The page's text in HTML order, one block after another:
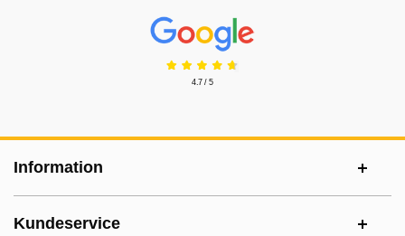
Prisjakt Anmeldelser: 4.7 Stjerne
4.7 / 5
Information
Kundeservice